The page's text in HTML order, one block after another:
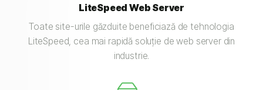
LiteSpeed Web Server
Toate site-urile găzduite beneficiază de tehnologia
LiteSpeed, cea mai rapidă soluție de web server din
industrie.